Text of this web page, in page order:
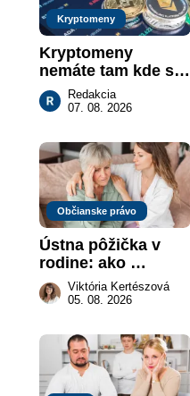
Kryptomeny
Kryptomeny
nemáte tam kde si
myslíte: Viete, kde
sa naozaj
Redakcia
07. 08. 2026
Občianske právo
Ústna pôžička v
rodine: ako
vymôcť peniaze,
keď na papieri nie
Viktória Kertészová
05. 08. 2026